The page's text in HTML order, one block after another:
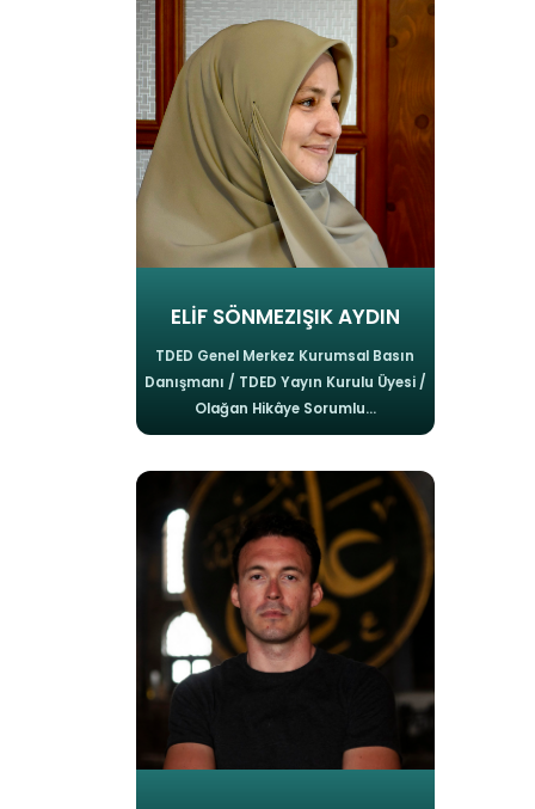
ELİF SÖNMEZIŞIK AYDIN
TDED Genel Merkez Kurumsal Basın
Danışmanı / TDED Yayın Kurulu Üyesi /
Olağan Hikâye Sorumlu...